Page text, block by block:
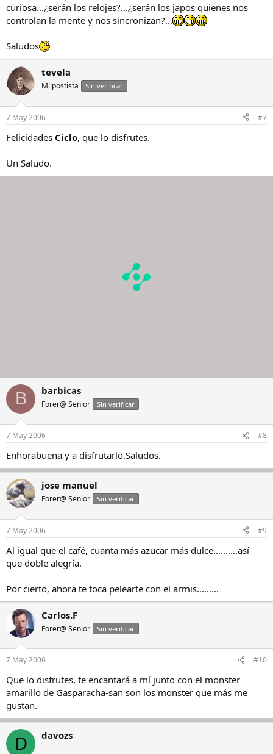
curiosa...¿serán los relojes?...¿serán los japos quienes nos
controlan la mente y nos sincronizan?...
Saludos
tevela
Milpostista Sin verificar
7 May 2006 #7
Felicidades Ciclo, que lo disfrutes.
Un Saludo.
B barbicas
Forer@ Senior Sin verificar
7 May 2006 #8
Enhorabuena y a disfrutarlo.Saludos.
jose manuel
Forer@ Senior Sin verificar
7 May 2006 #9
Al igual que el café, cuanta más azucar más dulce..........así
que doble alegría.
Por cierto, ahora te toca pelearte con el armis.........
Carlos.F
Forer@ Senior Sin verificar
7 May 2006 #10
Que lo disfrutes, te encantará a mí junto con el monster
amarillo de Gasparacha-san son los monster que más me
gustan.
D davozs